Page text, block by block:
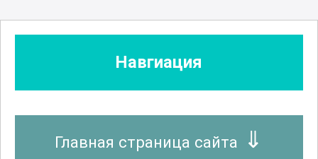
Навгиация
Главная страница сайта